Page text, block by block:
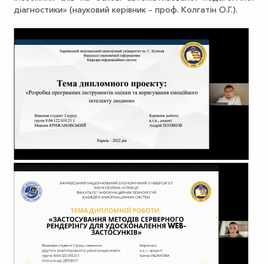
діагностики» (науковий керівник – проф. Колгатін О.Г.).